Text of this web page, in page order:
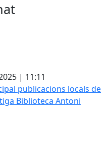
| 11:11
publicacions locals de